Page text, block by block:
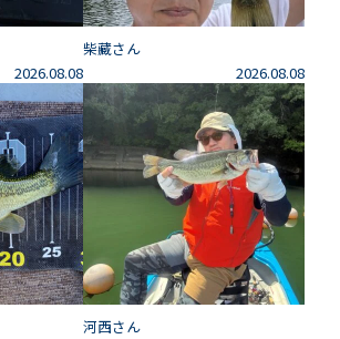
2026.08.08
柴藏さん
2026.08.08
河西さん